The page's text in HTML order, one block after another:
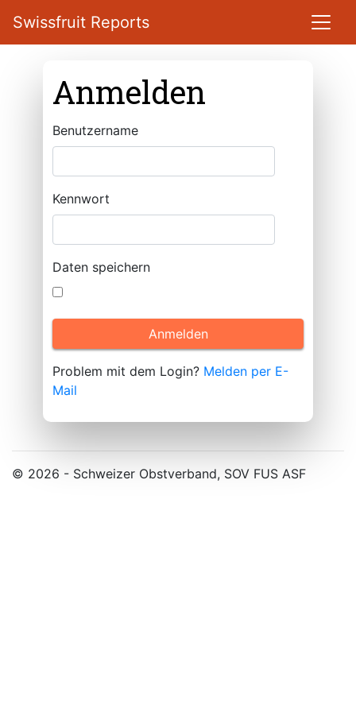
Swissfruit Reports
Anmelden
Benutzername
Kennwort
Daten speichern
Anmelden
Problem mit dem Login? Melden per E-
Mail
© 2026 - Schweizer Obstverband, SOV FUS ASF